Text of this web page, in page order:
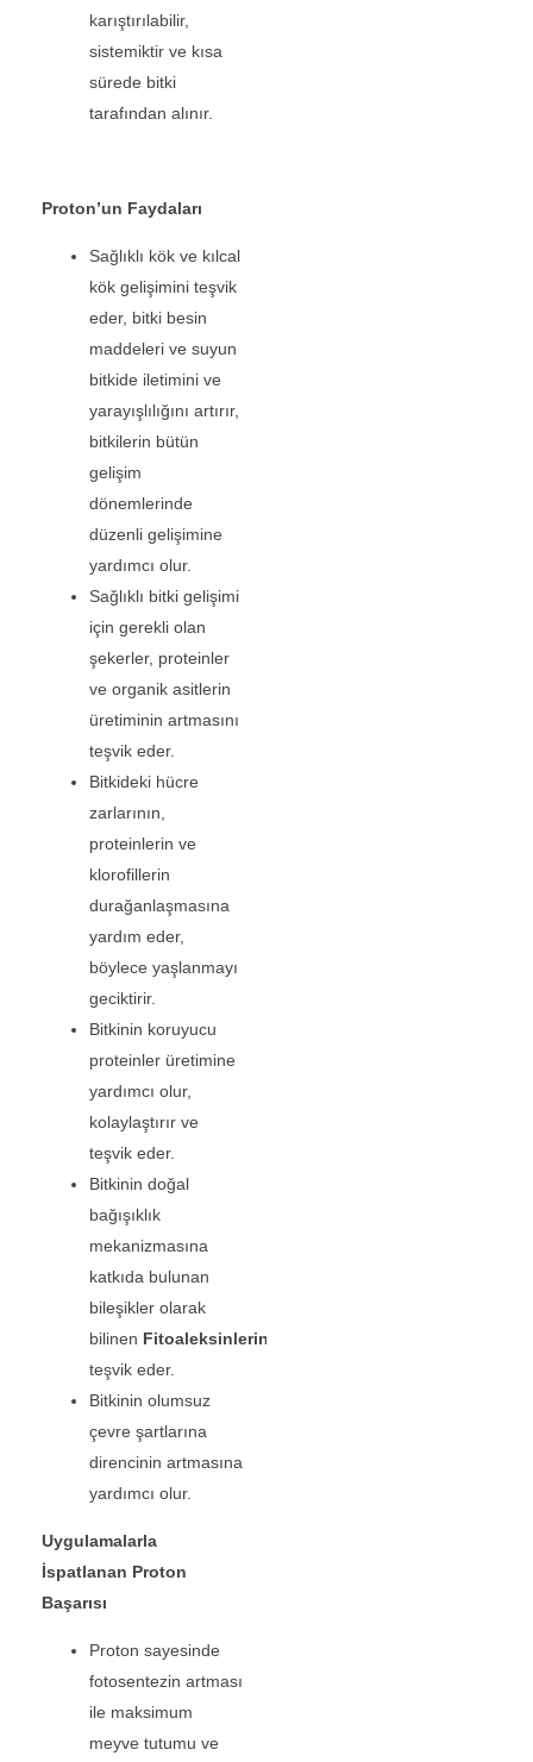
karıştırılabilir,
sistemiktir ve kısa
sürede bitki
tarafından alınır.
Proton’un Faydaları
Sağlıklı kök ve kılcal
kök gelişimini teşvik
eder, bitki besin
maddeleri ve suyun
bitkide iletimini ve
yarayışlılığını artırır,
bitkilerin bütün
gelişim
dönemlerinde
düzenli gelişimine
yardımcı olur.
Sağlıklı bitki gelişimi
için gerekli olan
şekerler, proteinler
ve organik asitlerin
üretiminin artmasını
teşvik eder.
Bitkideki hücre
zarlarının,
proteinlerin ve
klorofillerin
durağanlaşmasına
yardım eder,
böylece yaşlanmayı
geciktirir.
Bitkinin koruyucu
proteinler üretimine
yardımcı olur,
kolaylaştırır ve
teşvik eder.
Bitkinin doğal
bağışıklık
mekanizmasına
katkıda bulunan
bileşikler olarak
bilinen Fitoaleksinlerin
teşvik eder.
Bitkinin olumsuz
çevre şartlarına
direncinin artmasına
yardımcı olur.
Uygulamalarla
İspatlanan Proton
Başarısı
Proton sayesinde
fotosentezin artması
ile maksimum
meyve tutumu ve